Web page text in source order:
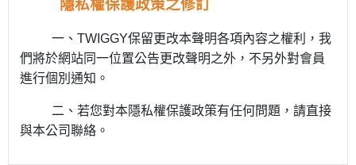
隱私權保護政策之修訂
一、TWIGGY保留更改本聲明各項內容之權利，我
們將於網站同一位置公告更改聲明之外，不另外對會員
進行個別通知。
二、若您對本隱私權保護政策有任何問題，請直接
與本公司聯絡。